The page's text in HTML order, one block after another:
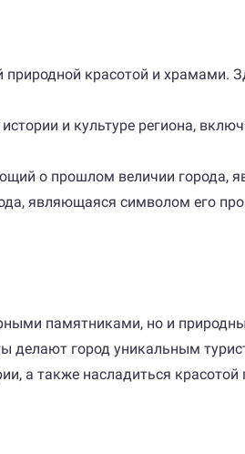
красотой и
и культуре региона,
о прошлом величии города,
являющаяся символом его
памятниками, но и
делают город уникальным
а также насладиться